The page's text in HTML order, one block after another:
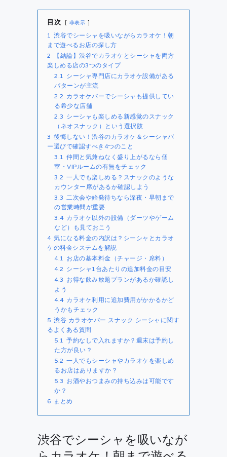
目次 非表示
1 渋谷でシーシャを吸いながらカラオケ！朝
まで遊べるお店の探し方
2
【結論】渋谷でカラオケとシーシャを両方
楽しめる店の3つのタイプ
2.1 シーシャ専門店にカラオケ設備がある
パターンが主流
2.2 カラオケバーでシーシャも提供してい
る希少な店舗
2.3 シーシャも楽しめる新感覚のスナック
（ネオスナック）という選択肢
3 後悔しない！渋谷のカラオケ＆シーシャバ
ー選びで確認すべき4つのこと
3.1 仲間と気兼ねなく盛り上がるなら個
室・VIPルームの有無をチェック
3.2 一人でも楽しめる？スナックのような
カウンター席があるか確認しよう
3.3 二次会や始発待ちなら深夜・早朝まで
の営業時間が重要
3.4 カラオケ以外の設備（ダーツやゲーム
など）も見ておこう
4 気になる料金の内訳は？シーシャとカラオ
ケの料金システムを解説
4.1 お店の基本料金（チャージ・席料）
4.2 シーシャ1台あたりの追加料金の目安
4.3 お得な飲み放題プランがあるか確認し
よう
4.4 カラオケ利用に追加費用がかかるかど
うかもチェック
5 渋谷 カラオケバー スナック シーシャに関す
るよくある質問
5.1 予約なしで入れますか？週末は予約し
た方が良い？
5.2 一人でもシーシャやカラオケを楽しめ
るお店はありますか？
5.3 お酒やおつまみの持ち込みは可能です
か？
6 まとめ
渋谷でシーシャを吸いなが